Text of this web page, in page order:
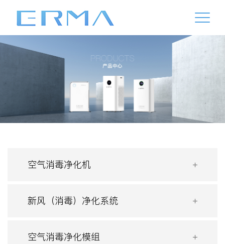
空气消毒净化机
新风（消毒）净化系统
空气消毒净化模组